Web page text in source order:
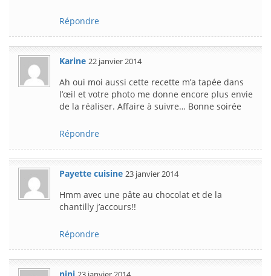
Répondre
Karine 22 janvier 2014
Ah oui moi aussi cette recette m’a tapée dans
l’œil et votre photo me donne encore plus envie
de la réaliser. Affaire à suivre… Bonne soirée
Répondre
Payette cuisine 23 janvier 2014
Hmm avec une pâte au chocolat et de la
chantilly j’accours!!
Répondre